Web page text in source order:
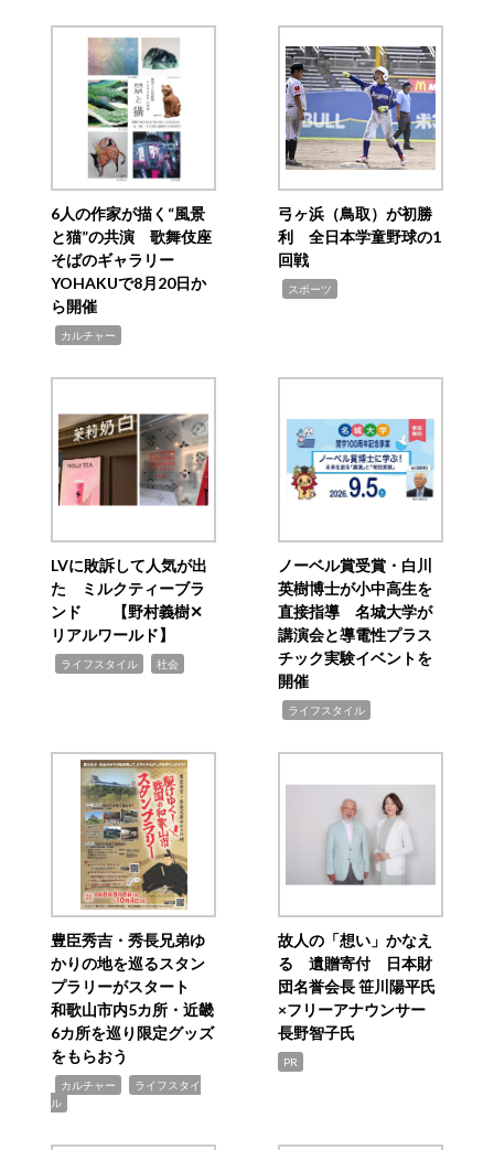
6人の作家が描く“風景
と猫”の共演 歌舞伎座
そばのギャラリー
YOHAKUで8月20日か
ら開催
カルチャー
弓ヶ浜（鳥取）が初勝
利 全日本学童野球の1
回戦
スポーツ
LVに敗訴して人気が出
た ミルクティーブラ
ンド 【野村義樹✕
リアルワールド】
ライフスタイル 社会
ノーベル賞受賞・白川
英樹博士が小中高生を
直接指導 名城大学が
講演会と導電性プラス
チック実験イベントを
開催
ライフスタイル
豊臣秀吉・秀長兄弟ゆ
かりの地を巡るスタン
プラリーがスタート
和歌山市内5カ所・近畿
6カ所を巡り限定グッズ
をもらおう
カルチャー
ライフスタイ
ル
故人の「想い」かなえ
る 遺贈寄付 日本財
団名誉会長 笹川陽平氏
×フリーアナウンサー
長野智子氏
PR